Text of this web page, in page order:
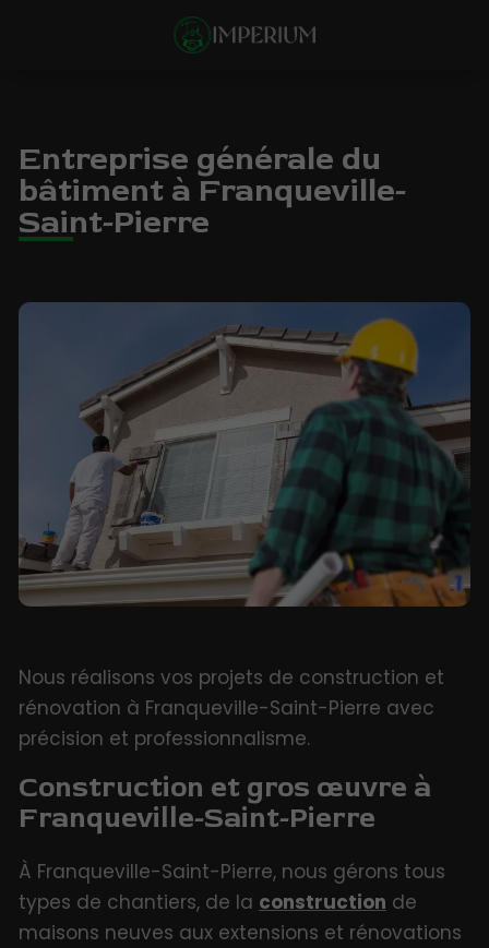
Entreprise générale du
bâtiment à Franqueville-
Saint-Pierre
Nous réalisons vos projets de construction et
rénovation à Franqueville-Saint-Pierre avec
précision et professionnalisme.
Construction et gros œuvre à
Franqueville-Saint-Pierre
À Franqueville-Saint-Pierre, nous gérons tous
types de chantiers, de la construction de
maisons neuves aux extensions et rénovations